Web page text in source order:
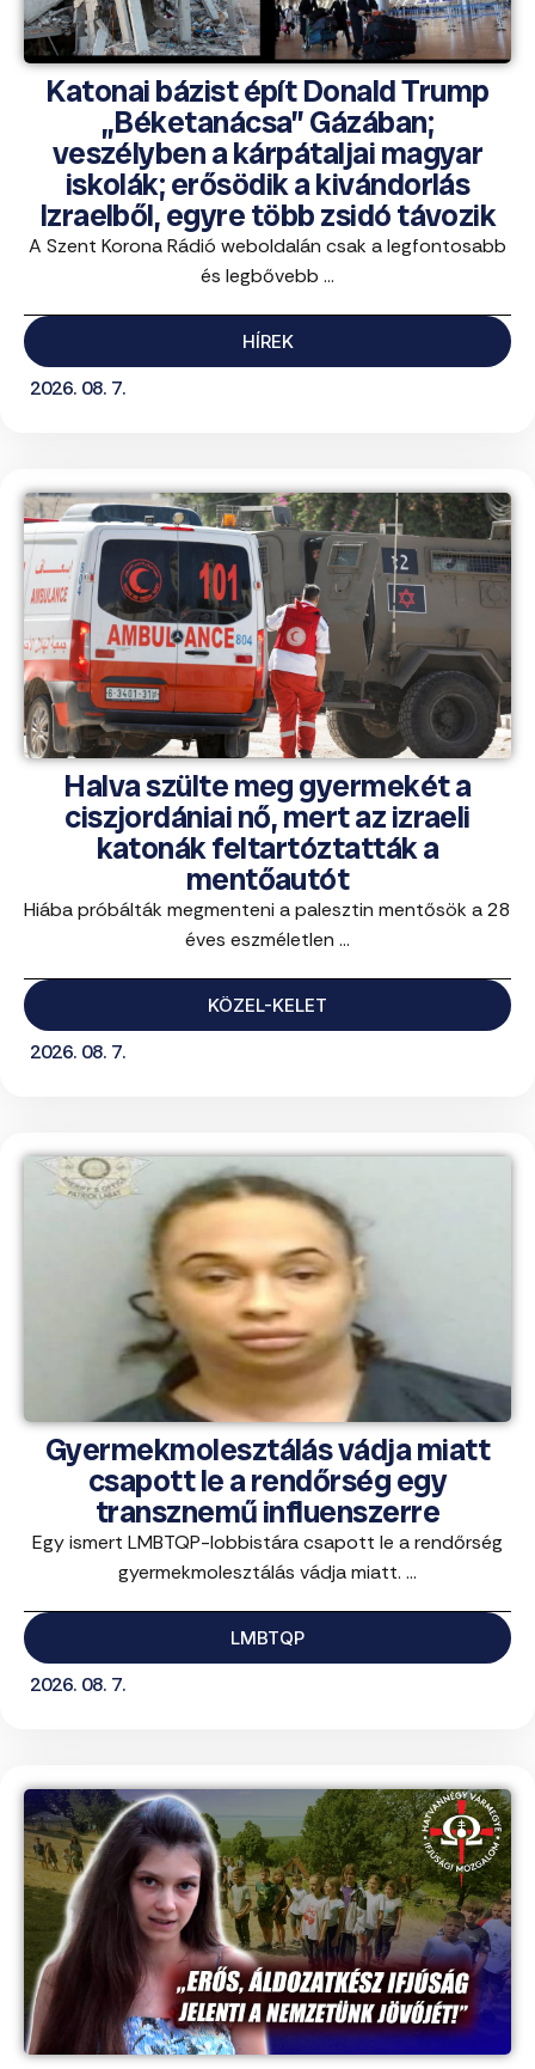
Katonai bázist épít Donald Trump
„Béketanácsa” Gázában;
veszélyben a kárpátaljai magyar
iskolák; erősödik a kivándorlás
Izraelből, egyre több zsidó távozik
A Szent Korona Rádió weboldalán csak a legfontosabb
és legbővebb ...
HÍREK
2026. 08. 7.
Halva szülte meg gyermekét a
ciszjordániai nő, mert az izraeli
katonák feltartóztatták a
mentőautót
Hiába próbálták megmenteni a palesztin mentősök a 28
éves eszméletlen ...
KÖZEL-KELET
2026. 08. 7.
Gyermekmolesztálás vádja miatt
csapott le a rendőrség egy
transznemű influenszerre
Egy ismert LMBTQP-lobbistára csapott le a rendőrség
gyermekmolesztálás vádja miatt. ...
LMBTQP
2026. 08. 7.